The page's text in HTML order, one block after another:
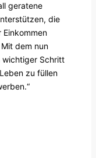
geratene
die
Einkommen
dem nun
Schritt
zu füllen